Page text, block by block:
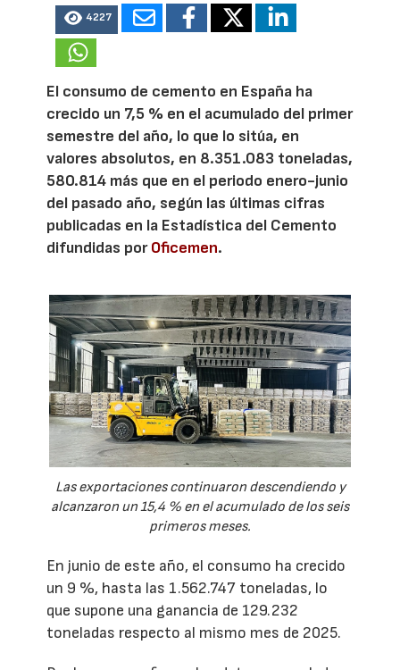
4227
El consumo de cemento en España ha
crecido un 7,5 % en el acumulado del primer
semestre del año, lo que lo sitúa, en
valores absolutos, en 8.351.083 toneladas,
580.814 más que en el periodo enero-junio
del pasado año, según las últimas cifras
publicadas en la Estadística del Cemento
difundidas porOficemen.
Las exportaciones continuaron descendiendo y
alcanzaron un 15,4 % en el acumulado de los seis
primeros meses.
En junio de este año, el consumo ha crecido
un 9 %, hasta las 1.562.747 toneladas, lo
que supone una ganancia de 129.232
toneladas respecto al mismo mes de 2025.